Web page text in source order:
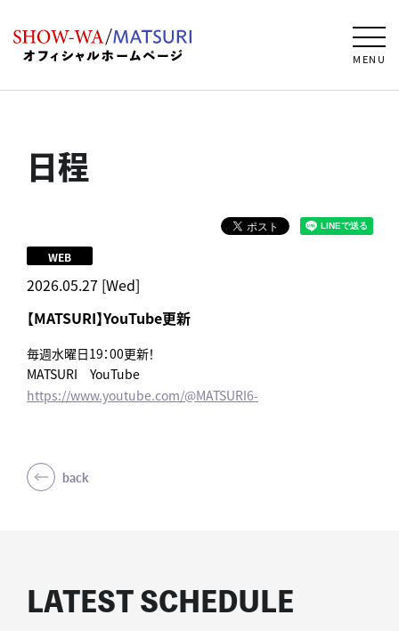
MENU
日程
2026.05.27 [Wed]
WEB
【MATSURI】YouTube更新
毎週水曜日19：00更新！
MATSURI YouTube
https://www.youtube.com/@MATSURI6-
back
LATEST SCHEDULE